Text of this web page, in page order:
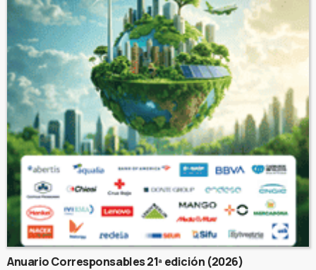
Anuario Corresponsables 21ª edición (2026)